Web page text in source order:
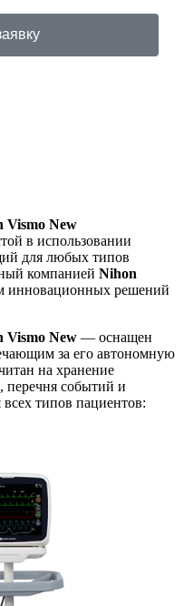
Vismo New
в использовании
для любых типов
компанией Nihon
инновационных решений
Vismo New — оснащен
за его автономную
на хранение
перечня событий и
типов пациентов: